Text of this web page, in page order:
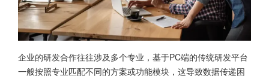
企业的研发合作往往涉及多个专业，基于PC端的传统研发平台
一般按照专业匹配不同的方案或功能模块，这导致数据传递困